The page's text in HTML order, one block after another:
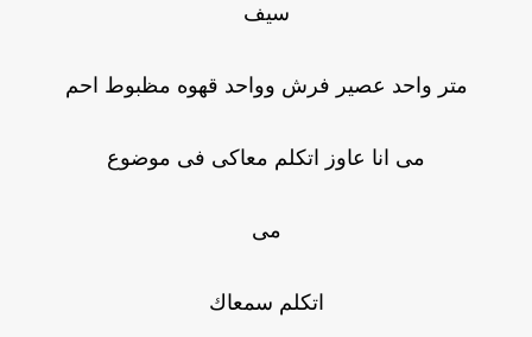
سيف
متر واحد عصير فرش وواحد قهوه مظبوط احم
مى انا عاوز اتكلم معاكى فى موضوع
مى
اتكلم سمعاك